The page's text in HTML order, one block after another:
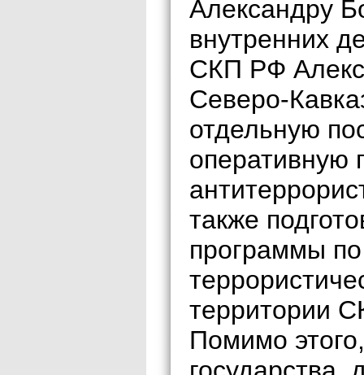
Александру
внутренних
СКП РФ
Северо-
отдельную
оперативную
также
программы
территории
Помимо